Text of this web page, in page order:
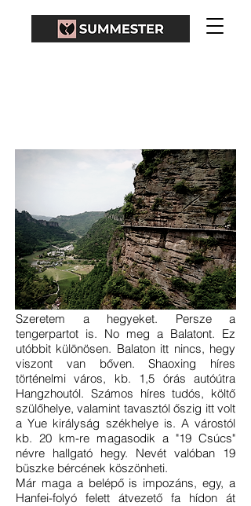
Szeretem a hegyeket. Persze a
tengerpartot is. No meg a Balatont. Ez
utóbbit különösen. Balaton itt nincs, hegy
viszont van bőven. Shaoxing híres
történelmi város, kb. 1,5 órás autóútra
Hangzhoutól. Számos híres tudós, költő
szülőhelye, valamint tavasztól őszig itt volt
a Yue királyság székhelye is. A várostól
kb. 20 km-re magasodik a "19 Csúcs"
névre hallgató hegy. Nevét valóban 19
büszke bércének köszönheti.
Már maga a belépő is impozáns, egy, a
Hanfei-folyó felett átvezető fa hídon át